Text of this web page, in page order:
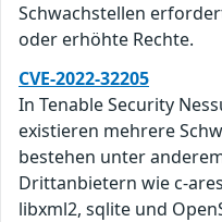
Schwachstellen
oder erhöhte Rechte.
CVE-2022-32205
In Tenable Security
existieren mehrere
bestehen unter
Drittanbietern wie c-
libxml2, sqlite und